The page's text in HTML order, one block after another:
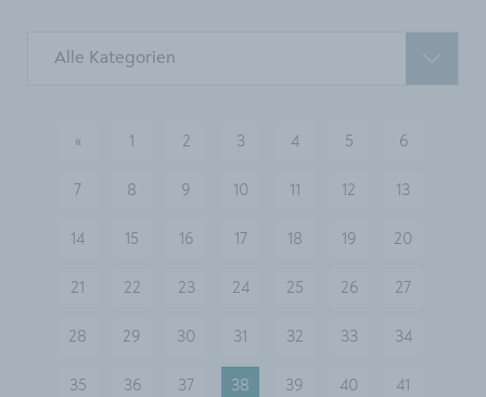
Alle Kategorien
vorherige
« 1 2 3 4 5 6
7 8 9 10 11 12 13
14 15 16 17 18 19 20
21 22 23 24 25 26 27
28 29 30 31 32 33 34
35 36 37 38 39 40 41